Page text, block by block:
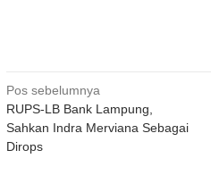
Navigasi
pos
Pos sebelumnya
RUPS-LB Bank Lampung,
Sahkan Indra Merviana Sebagai
Dirops